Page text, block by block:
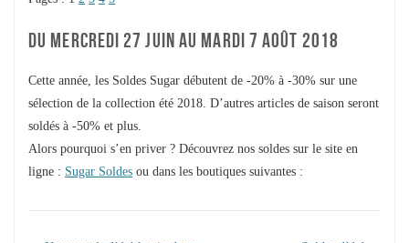
DU MERCREDI 27 JUIN AU MARDI 7 AOÛT 2018
Cette année, les Soldes Sugar débutent de -20% à -30% sur une
sélection de la collection été 2018. D’autres articles de saison seront
soldés à -50% et plus.
Alors pourquoi s’en priver ? Découvrez nos soldes sur le site en
ligne : Sugar Soldes ou dans les boutiques suivantes :